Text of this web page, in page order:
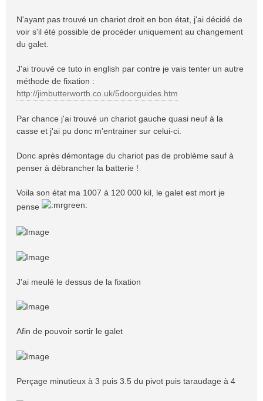
g
e
N'ayant pas trouvé un chariot droit en bon état, j'ai décidé de
voir s'il été possible de procéder uniquement au changement
du galet.
J'ai trouvé ce tuto in english par contre je vais tenter un autre
méthode de fixation :
http://jimbutterworth.co.uk/5doorguides.htm
Par chance j'ai trouvé un chariot gauche quasi neuf à la
casse et j'ai pu donc m'entrainer sur celui-ci.
Donc après démontage du chariot pas de problème sauf à
penser à débrancher la batterie !
Voila son état ma 1007 à 120 000 kil, le galet est mort je
pense
J'ai meulé le dessus de la fixation
Afin de pouvoir sortir le galet
Perçage minutieux à 3 puis 3.5 du pivot puis taraudage à 4